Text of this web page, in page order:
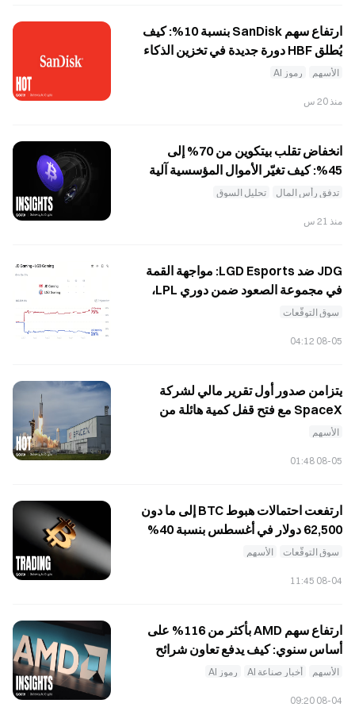
ارتفاع سهم SanDisk بنسبة 10%: كيف
يُطلق HBF دورة جديدة في تخزين الذكاء
الاصطناعي، وهل يمكن للنتائج المالية
الأسهم رموز AI
منذ 20 س
انخفاض تقلب بيتكوين من 70% إلى
45%: كيف تغيّر الأموال المؤسسية آلية
اكتشاف سعر BTC؟
تدفق رأس المال تحليل السوق
منذ 21 س
JDG ضد LGD Esports: مواجهة القمة
في مجموعة الصعود ضمن دوري LPL،
تحقيق المفاجأة؟
سوق التوقّعات
08-05 04:12
يتزامن صدور أول تقرير مالي لشركة
SpaceX مع فتح قفل كمية هائلة من
الأسهم
08-05 01:48
ارتفعت احتمالات هبوط BTC إلى ما دون
62,500 دولار في أغسطس بنسبة 40%
خلال ساعة واحدة، فما الذي تُسعّره
سوق التوقّعات الأسهم
08-04 11:45
ارتفاع سهم AMD بأكثر من 116% على
أساس سنوي: كيف يدفع تعاون شرائح
الذكاء الاصطناعي بقدرة 6 غيغاواط
الأسهم أخبار صناعة AI رموز AI
08-04 09:20